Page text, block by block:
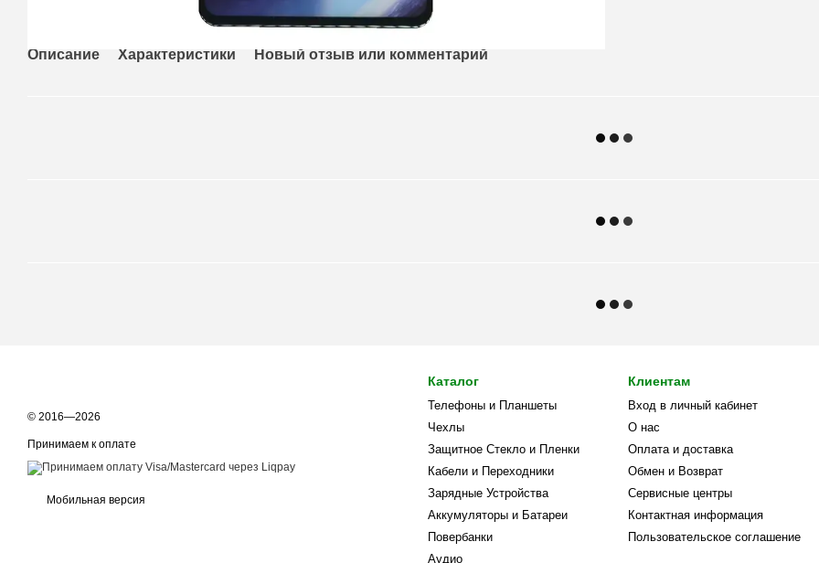
Описание Характеристики Новый отзыв или комментарий
© 2016—2026
Принимаем к оплате
Мобильная версия
Каталог
Телефоны и Планшеты
Чехлы
Защитное Стекло и Пленки
Кабели и Переходники
Зарядные Устройства
Аккумуляторы и Батареи
Повербанки
Аудио
Клиентам
Вход в личный кабинет
О нас
Оплата и доставка
Обмен и Возврат
Сервисные центры
Контактная информация
Пользовательское соглашение